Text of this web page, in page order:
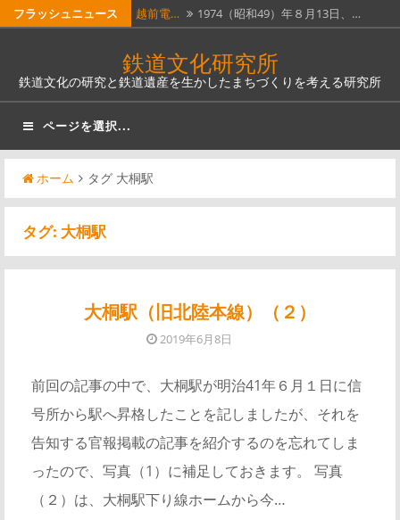
ス
ッ
フラッシュニュース 越前電… 1974（昭和49）年８月13日、…
ホーム… 昭和51年４月１日に全線廃止となっ…
瓦版「… 明治５年（1872）６月12日（旧…
で…
奈良線… JR西日本奈良線稲荷駅は、明治12…
鉄道文化研究所
鉄道文化の研究と鉄道遺産を生かしたまちづくりを考える研究所
ページを選択...
ホーム タグ 大桐駅
タグ: 大桐駅
大桐駅（旧北陸本線）（２）
2019年6月8日
前回の記事の中で、大桐駅が明治41年６月１日に信
号所から駅へ昇格したことを記しましたが、それを
告知する官報掲載の記事を紹介するのを忘れてしま
ったので、写真（1）に補足しておきます。 写真
（２）は、大桐駅下り線ホームから今…